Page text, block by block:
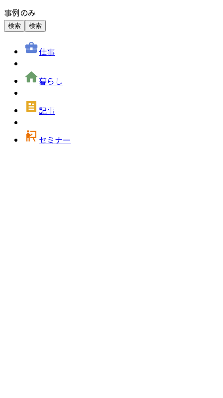
事例のみ
検索 検索
仕事
暮らし
記事
セミナー